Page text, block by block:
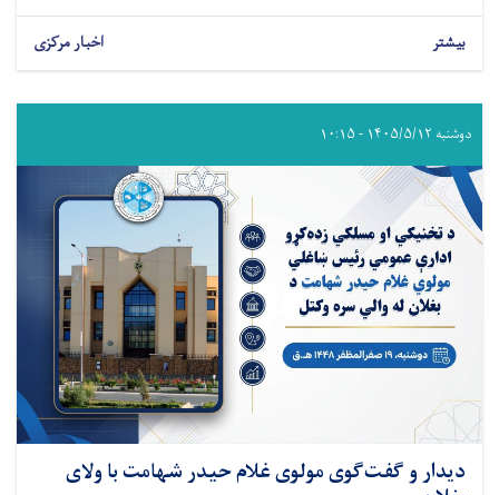
بیشتر اخبار مرکزی
دوشنبه ۱۴۰۵/۵/۱۲ - ۱۰:۱۵
دیدار و گفت‌گوی مولوی غلام حیدر شهامت با ولای